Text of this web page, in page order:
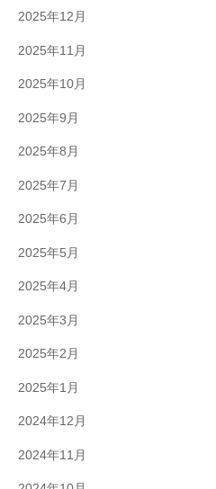
2025年12月
2025年11月
2025年10月
2025年9月
2025年8月
2025年7月
2025年6月
2025年5月
2025年4月
2025年3月
2025年2月
2025年1月
2024年12月
2024年11月